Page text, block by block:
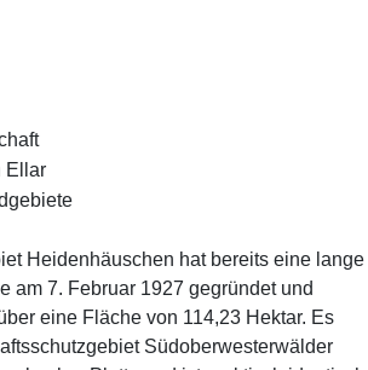
Heidenhäuschen hat bereits eine lange
am 7. Februar 1927 gegründet und
eine Fläche von 114,23 Hektar. Es
Südoberwesterwälder